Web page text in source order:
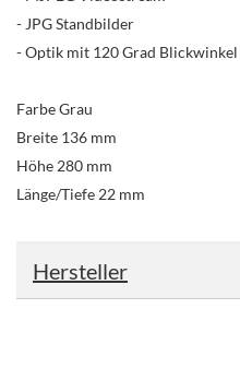
- JPG Standbilder
- Optik mit 120 Grad Blickwinkel
Farbe Grau
Breite 136 mm
Höhe 280 mm
Länge/Tiefe 22 mm
Hersteller